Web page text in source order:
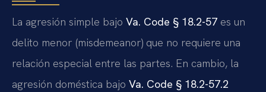
La agresión simple bajo Va. Code § 18.2-57 es un
delito menor (misdemeanor) que no requiere una
relación especial entre las partes. En cambio, la
agresión doméstica bajo Va. Code § 18.2-57.2